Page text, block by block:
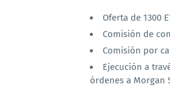
Oferta de 1300
Comisión de
Comisión por
Ejecución a
órdenes a Morgan